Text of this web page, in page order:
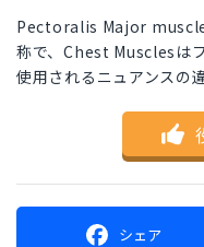
Pectoralis Major
称で、Chest Musclesは
使用されるニュアンスの
シェア